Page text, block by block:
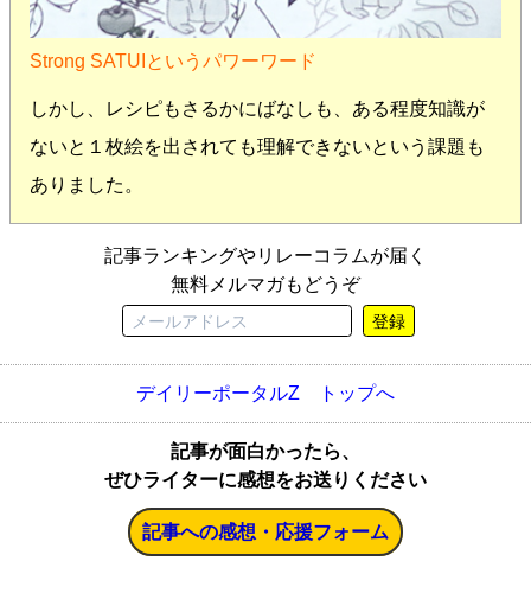
Strong SATUIというパワーワード
しかし、レシピもさるかにばなしも、ある程度知識が
ないと１枚絵を出されても理解できないという課題も
ありました。
記事ランキングやリレーコラムが届く
無料メルマガもどうぞ
登録
デイリーポータルZ トップへ
記事が面白かったら、
ぜひライターに感想をお送りください
記事への感想・応援フォーム